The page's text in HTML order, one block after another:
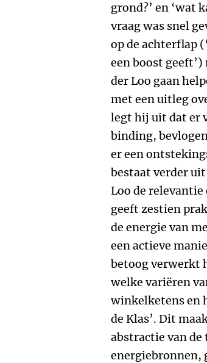
grond?’ en ‘wat
vraag was snel
op de achterflap
een boost geeft’)
der Loo gaan
met een uitleg
legt hij uit dat er
binding,
er een
bestaat verder
Loo de
geeft zestien
de energie van
een actieve
betoog verwerkt
welke variëren
winkelketens en
de Klas’. Dit
abstractie van de
energiebronnen,